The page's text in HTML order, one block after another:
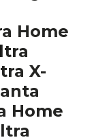
Home
X-
Home